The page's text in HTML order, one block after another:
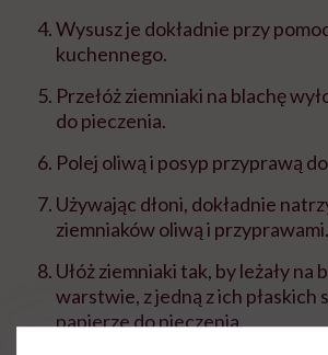
Wysusz je dokładnie przy
kuchennego.
Przełóż ziemniaki na blachę
do pieczenia.
Polej oliwą i posyp przyprawą
Używając dłoni, dokładnie
ziemniaków oliwą i przyprawami.
Ułóż ziemniaki tak, by leżały na
warstwie, z jedną z ich płaskich
papierze do pieczenia.